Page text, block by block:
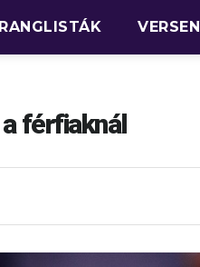
RANGLISTÁK
férfiaknál